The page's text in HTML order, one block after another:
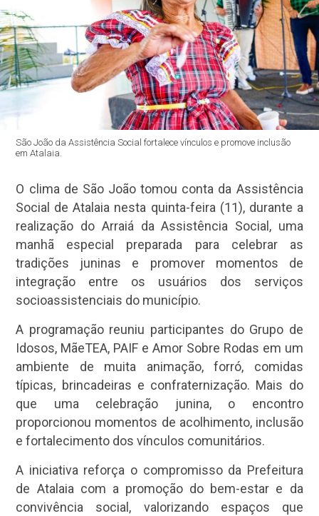
São João da Assistência Social fortalece vínculos e promove inclusão
em Atalaia.
O clima de São João tomou conta da Assistência
Social de Atalaia nesta quinta-feira (11), durante a
realização do Arraiá da Assistência Social, uma
manhã especial preparada para celebrar as
tradições juninas e promover momentos de
integração entre os usuários dos serviços
socioassistenciais do município.
A programação reuniu participantes do Grupo de
Idosos, MãeTEA, PAIF e Amor Sobre Rodas em um
ambiente de muita animação, forró, comidas
típicas, brincadeiras e confraternização. Mais do
que uma celebração junina, o encontro
proporcionou momentos de acolhimento, inclusão
e fortalecimento dos vínculos comunitários.
A iniciativa reforça o compromisso da Prefeitura
de Atalaia com a promoção do bem-estar e da
convivência social, valorizando espaços que